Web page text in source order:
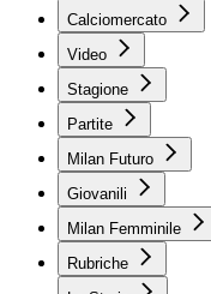
Calciomercato
Video
Stagione
Partite
Milan Futuro
Giovanili
Milan Femminile
Rubriche